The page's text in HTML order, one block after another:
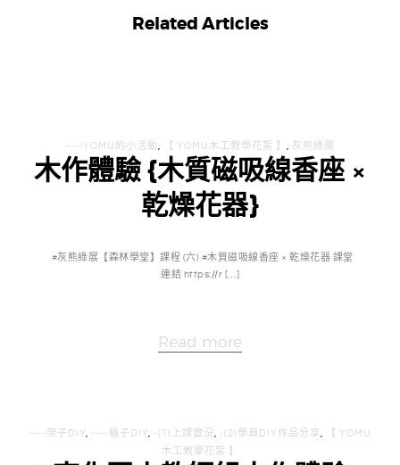
Related Articles
----YOMU的小活動 , 【 YOMU木工教學花絮 】 , 灰熊綠展
木作體驗 {木質磁吸線香座 ×
乾燥花器}
#灰熊綠展【森林學堂】課程 (六) #木質磁吸線香座 × 乾燥花器 課堂
連結 https://r […]
Read more
----架子DIY, ----櫃子DIY, -(1)上課實況, -(2)學員DIY作品分享,
【 YOMU
木工教學花絮 】